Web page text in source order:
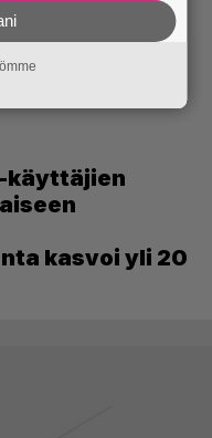
käyttäjien
kasvoi yli 20